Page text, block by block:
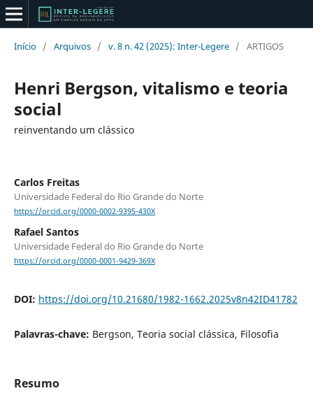
Início / Arquivos / v. 8 n. 42 (2025): Inter-Legere / ARTIGOS
Henri Bergson, vitalismo e teoria
social
reinventando um clássico
Carlos Freitas
Universidade Federal do Rio Grande do Norte
https://orcid.org/0000-0002-9395-430X
Rafael Santos
Universidade Federal do Rio Grande do Norte
https://orcid.org/0000-0001-9429-369X
DOI: https://doi.org/10.21680/1982-1662.2025v8n42ID41782
Palavras-chave: Bergson, Teoria social clássica, Filosofia
Resumo